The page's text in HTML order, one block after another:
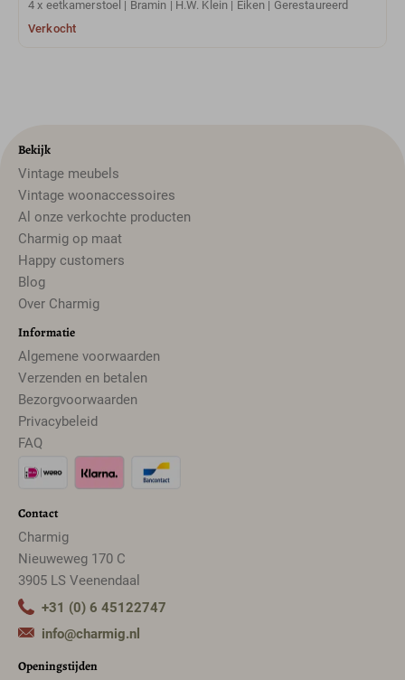
4 x eetkamerstoel | Bramin | H.W. Klein | Eiken | Gerestaureerd
Verkocht
Bekijk
Vintage meubels
Vintage woonaccessoires
Al onze verkochte producten
Charmig op maat
Happy customers
Blog
Over Charmig
Informatie
Algemene voorwaarden
Verzenden en betalen
Bezorgvoorwaarden
Privacybeleid
FAQ
Contact
Charmig
Nieuweweg 170 C
3905 LS Veenendaal
+31 (0) 6 45122747
info@charmig.nl
Openingstijden